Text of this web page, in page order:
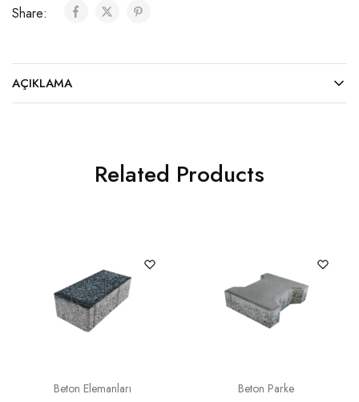
Share:
AÇIKLAMA
Related Products
Beton Elemanları Beton Parke